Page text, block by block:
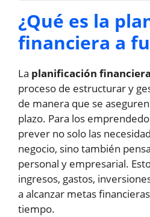
¿Qué es la
financiera a
La planificación
proceso de estructurar y
de manera que se
plazo. Para los
prever no solo las
negocio, sino también
personal y empresarial.
ingresos, gastos,
a alcanzar metas
tiempo.